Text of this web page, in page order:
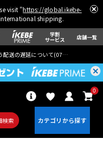
visit "https://global.ikebe-
shipping.
学割
サービス 店舗一覧
配送の遅延について(07月29日
検索
0